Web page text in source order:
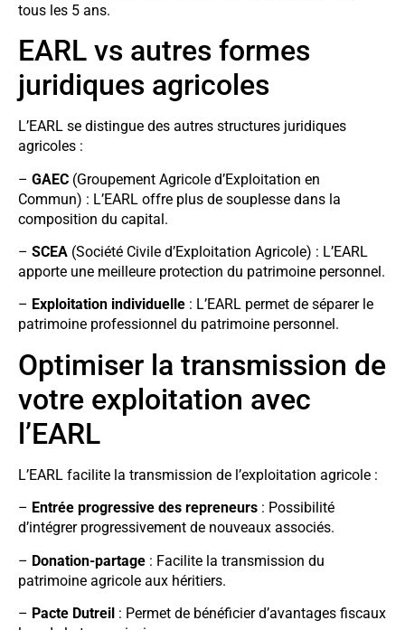
tous les 5 ans.
EARL vs autres formes
juridiques agricoles
L’EARL se distingue des autres structures juridiques
agricoles :
– GAEC (Groupement Agricole d’Exploitation en
Commun) : L’EARL offre plus de souplesse dans la
composition du capital.
– SCEA (Société Civile d’Exploitation Agricole) : L’EARL
apporte une meilleure protection du patrimoine personnel.
– Exploitation individuelle : L’EARL permet de séparer le
patrimoine professionnel du patrimoine personnel.
Optimiser la transmission de
votre exploitation avec
l’EARL
L’EARL facilite la transmission de l’exploitation agricole :
– Entrée progressive des repreneurs : Possibilité
d’intégrer progressivement de nouveaux associés.
– Donation-partage : Facilite la transmission du
patrimoine agricole aux héritiers.
– Pacte Dutreil : Permet de bénéficier d’avantages fiscaux